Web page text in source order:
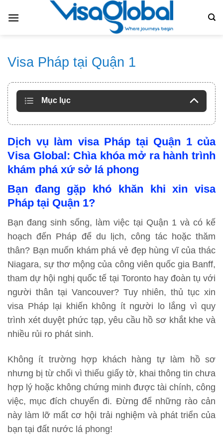
qua
Visa Pháp tại Quận 1
Mục lục
Dịch vụ làm visa Pháp tại Quận 1 của
Visa Global: Chìa khóa mở ra hành trình
khám phá xứ sở lá phong
Bạn đang gặp khó khăn khi xin visa
Pháp tại Quận 1?
Bạn đang sinh sống, làm việc tại Quận 1 và có kế
hoạch đến Pháp để du lịch, công tác hoặc thăm
thân? Bạn muốn khám phá vẻ đẹp hùng vĩ của thác
Niagara, sự thơ mộng của công viên quốc gia Banff,
tham dự hội nghị quốc tế tại Toronto hay đoàn tụ với
người thân tại Vancouver? Tuy nhiên, thủ tục xin
visa Pháp lại khiến không ít người lo lắng vì quy
trình xét duyệt phức tạp, yêu cầu hồ sơ khắt khe và
nhiều rủi ro phát sinh.
Không ít trường hợp khách hàng tự làm hồ sơ
nhưng bị từ chối vì thiếu giấy tờ, khai thông tin chưa
hợp lý hoặc không chứng minh được tài chính, công
việc, mục đích chuyến đi. Đừng để những rào cản
này làm lỡ mất cơ hội trải nghiệm và phát triển của
bạn tại đất nước lá phong!